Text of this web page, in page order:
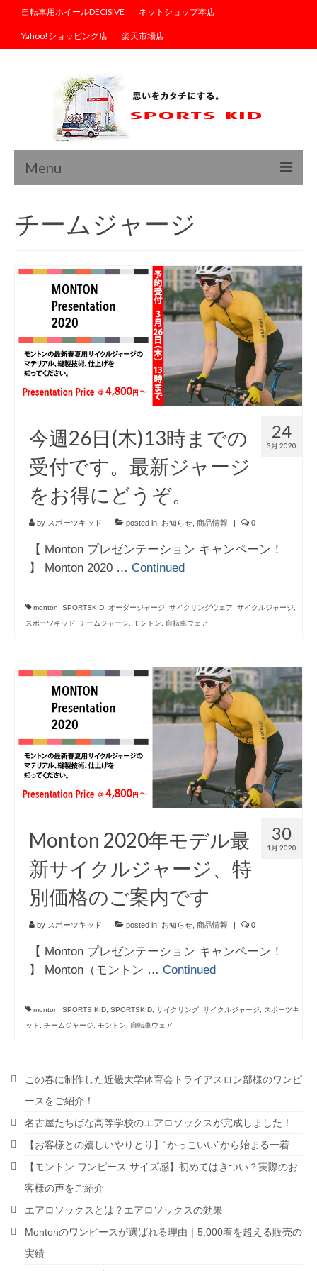
自転車用ホイールDECISIVE ネットショップ本店
Yahoo!ショッピング店 楽天市場店
Menu
サイクルウェア
お知らせ
イベント/出店情報
アクセス・営業時間
オーダージャージ
スポーツキッド ホーム
チームジャージ
24
3月 2020
今週26日(木)13時までの
受付です。最新ジャージ
をお得にどうぞ。
by スポーツキッド posted in: お知らせ 商品情報 0
【 Monton プレゼンテーション キャンペーン！
】 Monton 2020 … Continued
monton, SPORTSKID, オーダージャージ, サイクリングウェア, サイクルジャージ,
スポーツキッド, チームジャージ, モントン, 自転車ウェア
30
1月 2020
Monton 2020年モデル最
新サイクルジャージ、特
別価格のご案内です
by スポーツキッド | posted in: お知らせ 商品情報 | 0
【 Monton プレゼンテーション キャンペーン！
】 Monton（モントン … Continued
monton SPORTS KID SPORTSKID サイクリング サイクルジャージ
スポーツキ
ッド
チームジャージ モントン 自転車ウェア
この春に制作した近畿大学体育会トライアスロン部様のワンピ
ースをご紹介！
名古屋たちばな高等学校のエアロソックスが完成しました！
【お客様との嬉しいやりとり】“かっこいい”から始まる一着
【モントン ワンピース サイズ感】初めてはきつい？実際のお
客様の声をご紹介
エアロソックスとは？エアロソックスの効果
Montonのワンピースが選ばれる理由｜5,000着を超える販売の
実績